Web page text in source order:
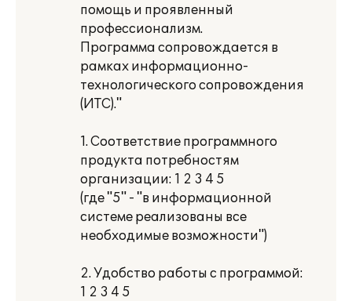
помощь и проявленный
профессионализм.
Программа сопровождается в
рамках информационно-
технологического сопровождения
(ИТС)."
1. Соответствие программного
продукта потребностям
организации: 1 2 3 4 5
(где "5" - "в информационной
системе реализованы все
необходимые возможности")
2. Удобство работы с программой:
1 2 3 4 5